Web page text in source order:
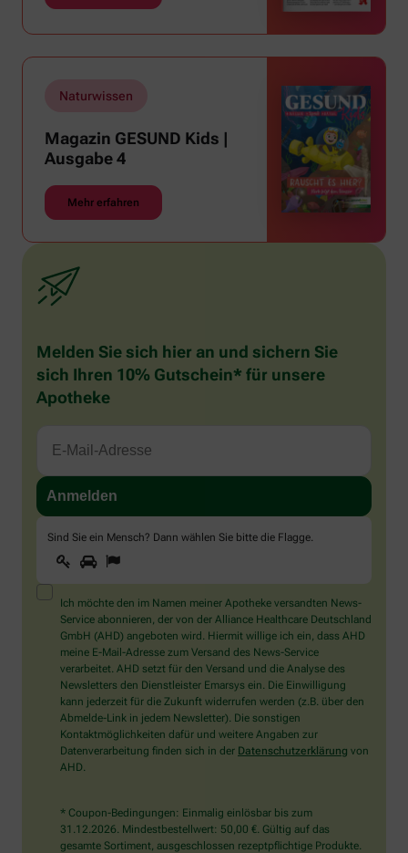
Naturwissen
Magazin GESUND Kids |
Ausgabe 4
Mehr erfahren
Melden Sie sich hier an und sichern Sie
sich Ihren 10% Gutschein* für unsere
Apotheke
Sind Sie ein Mensch? Dann wählen Sie bitte die Flagge
Sind
Sie
ein
Mensch?
Dann
wählen
Sie
bitte
die
Flagge.
1 2
Ich möchte den im Namen meiner Apotheke versandten News-
Service abonnieren, der von der Alliance Healthcare Deutschland
GmbH (AHD) angeboten wird. Hiermit willige ich ein, dass AHD
meine E-Mail-Adresse zum Versand des News-Service
verarbeitet. AHD setzt für den Versand und die Analyse des
Newsletters den Dienstleister Emarsys ein. Die Einwilligung
kann jederzeit für die Zukunft widerrufen werden (z.B. über den
Abmelde-Link in jedem Newsletter). Die sonstigen
Kontaktmöglichkeiten dafür und weitere Angaben zur
Datenverarbeitung finden sich in der Datenschutzerklärung von
AHD.
* Coupon-Bedingungen: Einmalig einlösbar bis zum
31.12.2026. Mindestbestellwert: 50,00 €. Gültig auf das
gesamte Sortiment, ausgeschlossen rezeptpflichtige Produkte.